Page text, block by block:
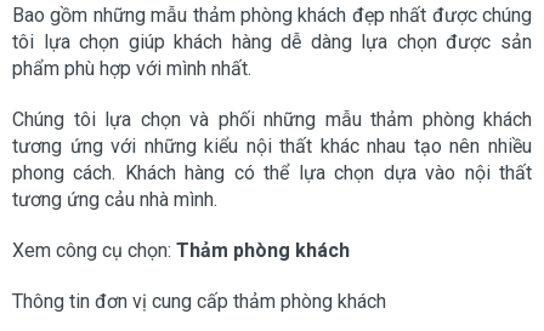
Bao gồm những mẫu thảm phòng khách đẹp nhất được chúng
tôi lựa chọn giúp khách hàng dễ dàng lựa chọn được sản
phẩm phù hợp với mình nhất.
Chúng tôi lựa chọn và phối những mẫu thảm phòng khách
tương ứng với những kiểu nội thất khác nhau tạo nên nhiều
phong cách. Khách hàng có thể lựa chọn dựa vào nội thất
tương ứng cảu nhà mình.
Xem công cụ chọn: Thảm phòng khách
Thông tin đơn vị cung cấp thảm phòng khách